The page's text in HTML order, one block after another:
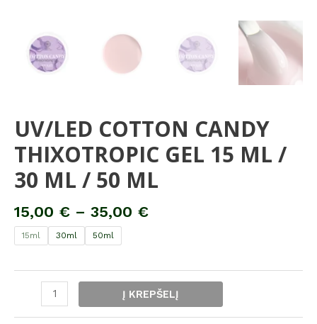
UV/LED COTTON CANDY
THIXOTROPIC GEL 15 ML /
30 ML / 50 ML
15,00 € – 35,00 €
15ml 30ml 50ml
Į KREPŠELĮ